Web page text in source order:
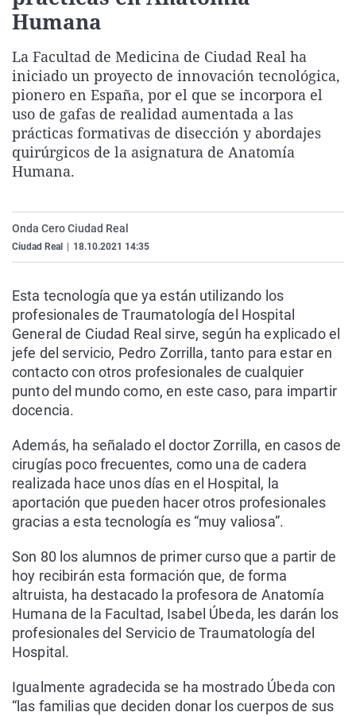
Como el perro y el
Equipo de
Operación Viuda
La Rioja
Navarra
País Vasco
Elecciones
Humana
La Facultad de Medicina de Ciudad Real ha
iniciado un proyecto de innovación tecnológica,
pionero en España, por el que se incorpora el
uso de gafas de realidad aumentada a las
prácticas formativas de disección y abordajes
quirúrgicos de la asignatura de Anatomía
Humana.
Onda Cero Ciudad Real
Ciudad Real 18.10.2021 14:35
Esta tecnología que ya están utilizando los
profesionales de Traumatología del Hospital
General de Ciudad Real sirve, según ha explicado el
jefe del servicio, Pedro Zorrilla, tanto para estar en
contacto con otros profesionales de cualquier
punto del mundo como, en este caso, para impartir
docencia.
Además, ha señalado el doctor Zorrilla, en casos de
cirugías poco frecuentes, como una de cadera
realizada hace unos días en el Hospital, la
aportación que pueden hacer otros profesionales
gracias a esta tecnología es “muy valiosa”.
Son 80 los alumnos de primer curso que a partir de
hoy recibirán esta formación que, de forma
altruista, ha destacado la profesora de Anatomía
Humana de la Facultad, Isabel Úbeda, les darán los
profesionales del Servicio de Traumatología del
Hospital.
Igualmente agradecida se ha mostrado Úbeda con
“las familias que deciden donar los cuerpos de sus